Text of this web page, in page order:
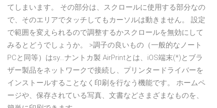
てしまいます。 その部分は、スクロールに使用する部分なの
で、そのエリアでタッチしてもカーソルは動きません。 設定
で範囲を変えられるので調整するかスクロールを無効にして
みるとどうでしょうか。 >調子の良いもの（一般的なノート
PCと同等）はsy…ナントカ製 AirPrintとは、iOS端末(*)とブラ
ザー製品をネットワークで接続し、プリンタードライバーを
インストールすることなく印刷を行なう機能です。 ホームペ
ージや、保存されている写真、文書などさまざまなものを、